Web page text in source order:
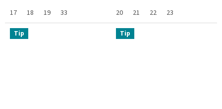
textil zabezpečuje priedušnosť .
V...
17 18 19 33
textil zabezpečuje priedušnosť .
V...
20 21 22 23
Tip Tip